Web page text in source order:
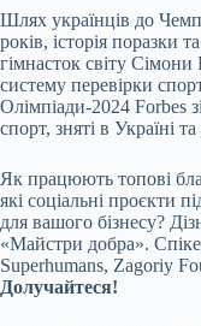
Шлях українців до
років, історія поразки
гімнасток світу
систему перевірки
Олімпіади-2024 Forbes
спорт, зняті в Україні та
Як працюють топові
які соціальні проєкти
для вашого бізнесу?
«Майстри добра».
Superhumans, Zagoriy
Долучайтеся!